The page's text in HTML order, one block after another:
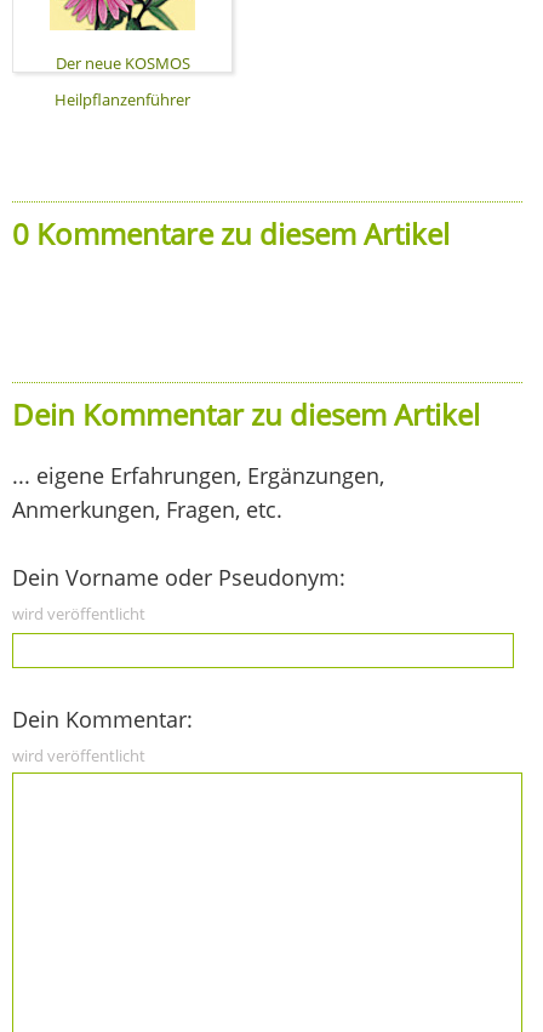
Der neue KOSMOS
Heilpflanzenführer
0 Kommentare zu diesem Artikel
Dein Kommentar zu diesem Artikel
... eigene Erfahrungen, Ergänzungen,
Anmerkungen, Fragen, etc.
Dein Vorname oder Pseudonym:
wird veröffentlicht
Dein Kommentar:
wird veröffentlicht